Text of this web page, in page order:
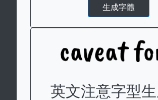
生成字體
英文注意字型